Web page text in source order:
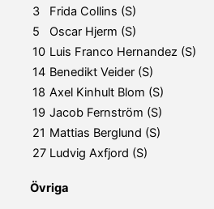
3
Frida Collins (S)
5
Oscar Hjerm (S)
10 Luis Franco Hernandez (S)
14 Benedikt Veider (S)
18 Axel Kinhult Blom (S)
19 Jacob Fernström (S)
21 Mattias Berglund (S)
27 Ludvig Axfjord (S)
Övriga